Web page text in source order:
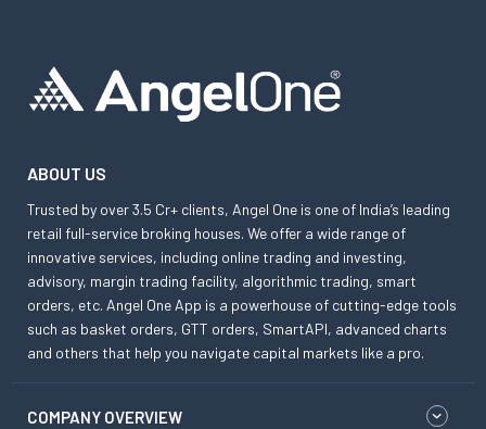
ABOUT US
Trusted by over 3.5 Cr+ clients, Angel One is one of India’s leading
retail full-service broking houses. We offer a wide range of
innovative services, including online trading and investing,
advisory, margin trading facility, algorithmic trading, smart
orders, etc. Angel One App is a powerhouse of cutting-edge tools
such as basket orders, GTT orders, SmartAPI, advanced charts
and others that help you navigate capital markets like a pro.
COMPANY OVERVIEW